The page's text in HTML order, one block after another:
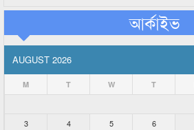
আর্কাইভ
AUGUST 2026
M T W T
3
4 5 6